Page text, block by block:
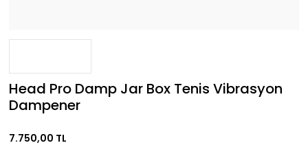
Head Pro Damp Jar Box Tenis Vibrasyon
Dampener
7.750,00 TL